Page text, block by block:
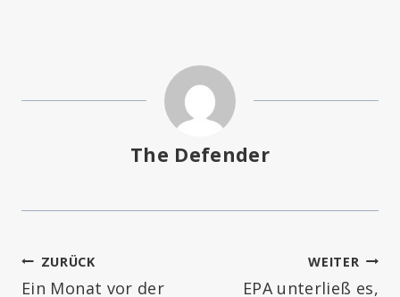
The Defender
Beitragsnavigation
ZURÜCK
Ein Monat vor der
WEITER
EPA unterließ es,